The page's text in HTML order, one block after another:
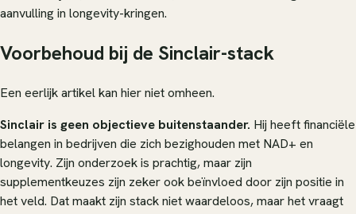
aanvulling in longevity-kringen.
Voorbehoud bij de Sinclair-stack
Een eerlijk artikel kan hier niet omheen.
Sinclair is geen objectieve buitenstaander. Hij heeft financiële
belangen in bedrijven die zich bezighouden met NAD+ en
longevity. Zijn onderzoek is prachtig, maar zijn
supplementkeuzes zijn zeker ook beïnvloed door zijn positie in
het veld. Dat maakt zijn stack niet waardeloos, maar het vraagt